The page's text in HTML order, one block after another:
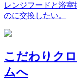
レンジフードと浴
のに交換したい。
こだわりク
ムへ